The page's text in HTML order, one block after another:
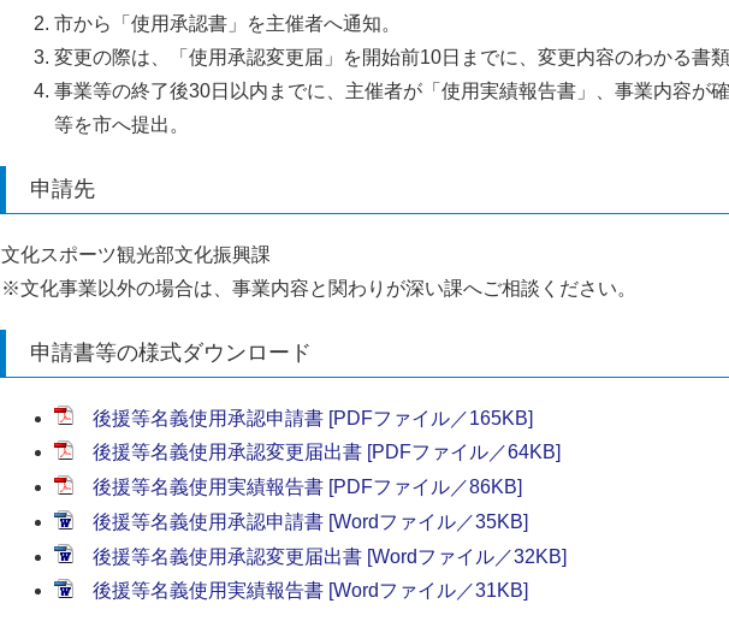
市から「使用承認書」を主催者へ通知。
変更の際は、「使用承認変更届」を開始前10日までに、変更内容のわかる書類
事業等の終了後30日以内までに、主催者が「使用実績報告書」、事業内容が
等を市へ提出。
申請先
文化スポーツ観光部文化振興課
※文化事業以外の場合は、事業内容と関わりが深い課へご相談ください。
申請書等の様式ダウンロード
後援等名義使用承認申請書 [PDFファイル／165KB]
後援等名義使用承認変更届出書 [PDFファイル／64KB]
後援等名義使用実績報告書 [PDFファイル／86KB]
後援等名義使用承認申請書 [Wordファイル／35KB]
後援等名義使用承認変更届出書 [Wordファイル／32KB]
後援等名義使用実績報告書 [Wordファイル／31KB]